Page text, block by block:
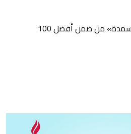
من ضمن أفضل 100